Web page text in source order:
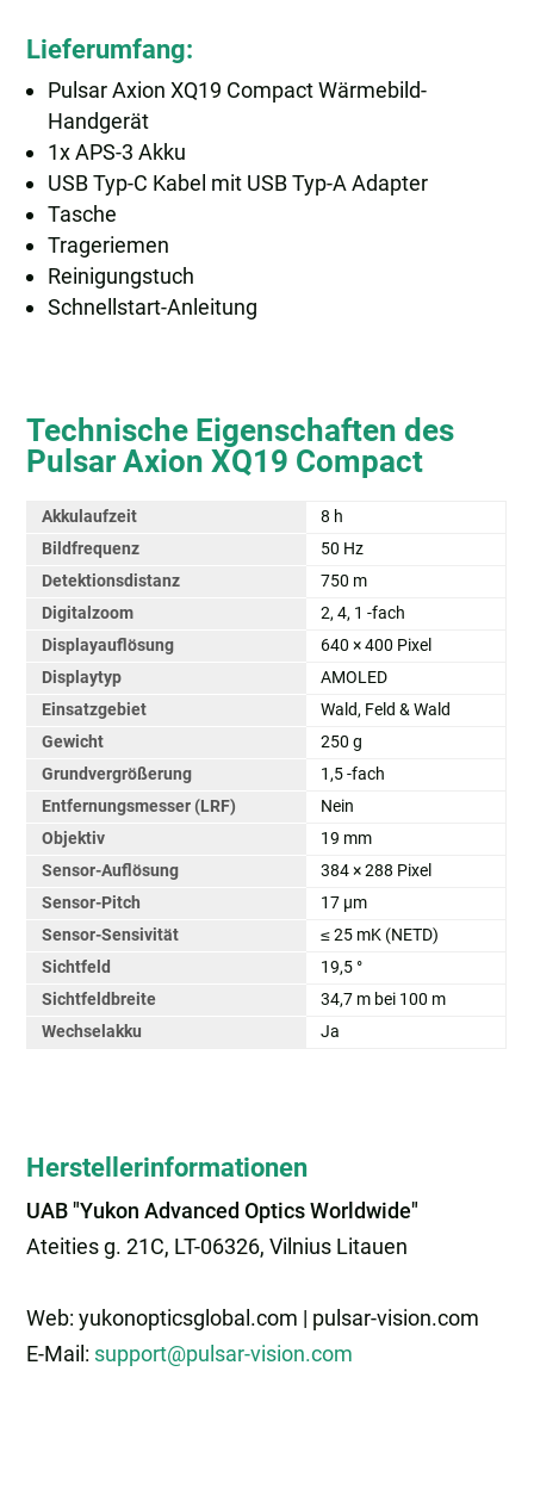
Lieferumfang:
Pulsar Axion XQ19 Compact Wärmebild-
Handgerät
1x APS-3 Akku
USB Typ-C Kabel mit USB Typ-A Adapter
Tasche
Trageriemen
Reinigungstuch
Schnellstart-Anleitung
Technische Eigenschaften des
Pulsar Axion XQ19 Compact
Akkulaufzeit
8 h
Bildfrequenz
50 Hz
Detektionsdistanz
750 m
Digitalzoom
2, 4, 1 -fach
Displayauflösung
640 × 400 Pixel
Displaytyp
AMOLED
Einsatzgebiet
Wald, Feld & Wald
Gewicht
250 g
Grundvergrößerung
1,5 -fach
Entfernungsmesser (LRF)
Nein
Objektiv
19 mm
Sensor-Auflösung
384 × 288 Pixel
Sensor-Pitch
17 µm
Sensor-Sensivität
≤ 25 mK (NETD)
Sichtfeld
19,5 °
Sichtfeldbreite
34,7 m bei 100 m
Wechselakku
Ja
Herstellerinformationen
UAB "Yukon Advanced Optics Worldwide"
Ateities g. 21C, LT-06326, Vilnius Litauen
Web: yukonopticsglobal.com | pulsar-vision.com
E-Mail: support@pulsar-vision.com